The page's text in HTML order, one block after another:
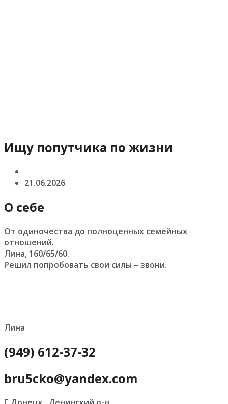
Ищу попутчика по жизни
21.06.2026
О себе
От одиночества до полноценных семейных
отношений.
Лина, 160/65/60.
Решил попробовать свои силы – звони.
Лина
(949) 612-37-32
bru5cko@yandex.com